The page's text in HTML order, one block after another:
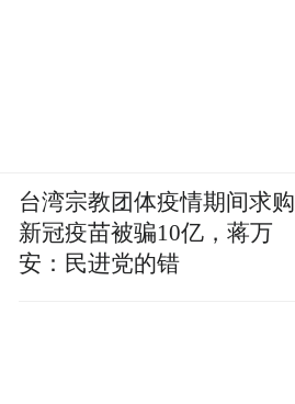
台湾宗教团体疫情期间求购
新冠疫苗被骗10亿，蒋万
安：民进党的错